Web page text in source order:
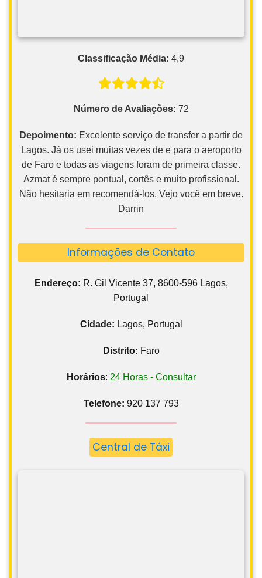
Classificação Média: 4,9
Número de Avaliações: 72
Depoimento: Excelente serviço de transfer a partir de
Lagos. Já os usei muitas vezes de e para o aeroporto
de Faro e todas as viagens foram de primeira classe.
Azmat é sempre pontual, cortês e muito profissional.
Não hesitaria em recomendá-los. Vejo você em breve.
Darrin
Informações de Contato
Endereço: R. Gil Vicente 37, 8600-596 Lagos,
Portugal
Cidade: Lagos, Portugal
Distrito: Faro
Horários: 24 Horas - Consultar
Telefone: 920 137 793
Central de Táxi